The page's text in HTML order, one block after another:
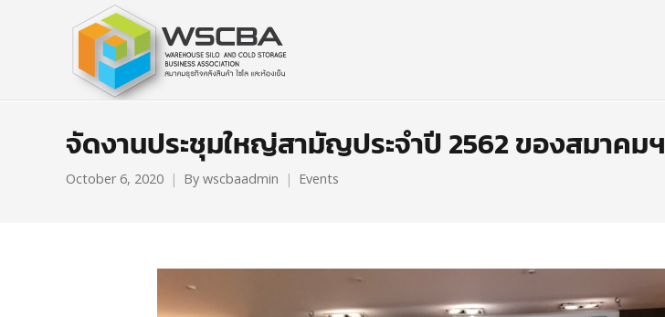
จัดงานประชุมใหญ่สามัญประจำปี 2562 ของสมาคมฯ
October 6, 2020 By wscbaadmin Events